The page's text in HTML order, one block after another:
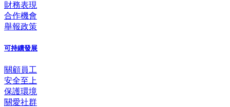
財務表現
合作機會
舉報政策
可持續發展
關顧員工
安全至上
保護環境
關愛社群